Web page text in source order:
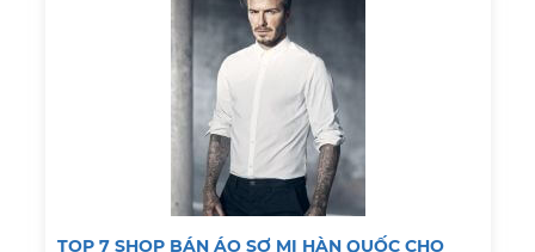
TOP 7 SHOP BÁN ÁO SƠ MI HÀN QUỐC CHO